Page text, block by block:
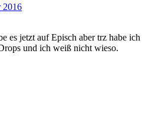
2016
es jetzt auf Episch aber trz habe ich
und ich weiß nicht wieso.